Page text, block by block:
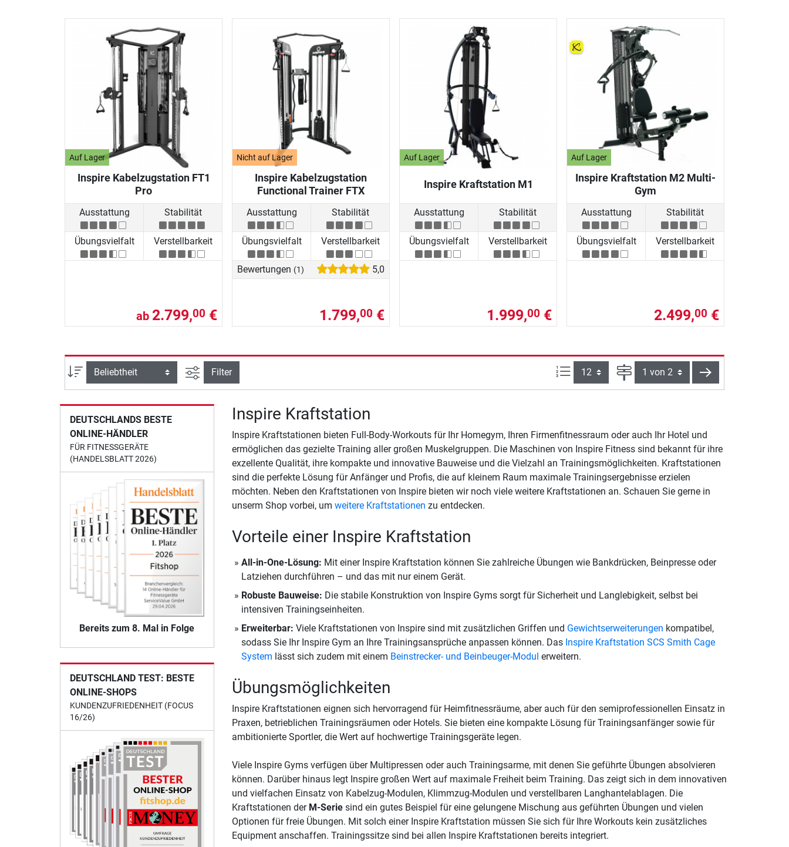
Auf Lager
Inspire Kabelzugstation FT1
Pro
Ausstattung Stabilität
Übungsvielfalt Verstellbarkeit
ab 2.799,00 €
Nicht auf Lager
Inspire Kabelzugstation
Functional Trainer FTX
Ausstattung Stabilität
Übungsvielfalt Verstellbarkeit
Bewertungen (1) 5,0
1.799,00 €
Auf Lager
Inspire Kraftstation M1
Ausstattung Stabilität
Übungsvielfalt Verstellbarkeit
1.999,00 €
Auf Lager
Inspire Kraftstation M2 Multi-
Gym
Ausstattung Stabilität
Übungsvielfalt Verstellbarkeit
2.499,00 €
Sortierung Ansicht filtern
Filter Artikel pro Seite: Seite weiter
DEUTSCHLANDS BESTE
ONLINE-HÄNDLER
FÜR FITNESSGERÄTE
(HANDELSBLATT 2026)
Bereits zum 8. Mal in Folge
DEUTSCHLAND TEST: BESTE
ONLINE-SHOPS
KUNDENZUFRIEDENHEIT (FOCUS
16/26)
Inspire Kraftstation
Inspire Kraftstationen bieten Full-Body-Workouts für Ihr Homegym, Ihren Firmenfitnessraum oder auch Ihr Hotel und
ermöglichen das gezielte Training aller großen Muskelgruppen. Die Maschinen von Inspire Fitness sind bekannt für ihre
exzellente Qualität, ihre kompakte und innovative Bauweise und die Vielzahl an Trainingsmöglichkeiten. Kraftstationen
sind die perfekte Lösung für Anfänger und Profis, die auf kleinem Raum maximale Trainingsergebnisse erzielen
möchten. Neben den Kraftstationen von Inspire bieten wir noch viele weitere Kraftstationen an. Schauen Sie gerne in
unserm Shop vorbei, um weitere Kraftstationen zu entdecken.
Vorteile einer Inspire Kraftstation
All-in-One-Lösung: Mit einer Inspire Kraftstation können Sie zahlreiche Übungen wie Bankdrücken, Beinpresse oder
Latziehen durchführen – und das mit nur einem Gerät.
Robuste Bauweise: Die stabile Konstruktion von Inspire Gyms sorgt für Sicherheit und Langlebigkeit, selbst bei
intensiven Trainingseinheiten.
Erweiterbar: Viele Kraftstationen von Inspire sind mit zusätzlichen Griffen und Gewichtserweiterungen kompatibel,
sodass Sie Ihr Inspire Gym an Ihre Trainingsansprüche anpassen können. Das Inspire Kraftstation SCS Smith Cage
System lässt sich zudem mit einem Beinstrecker- und Beinbeuger-Modul erweitern.
Übungsmöglichkeiten
Inspire Kraftstationen eignen sich hervorragend für Heimfitnessräume, aber auch für den semiprofessionellen Einsatz in
Praxen, betrieblichen Trainingsräumen oder Hotels. Sie bieten eine kompakte Lösung für Trainingsanfänger sowie für
ambitionierte Sportler, die Wert auf hochwertige Trainingsgeräte legen.
Viele Inspire Gyms verfügen über Multipressen oder auch Trainingsarme, mit denen Sie geführte Übungen absolvieren
können. Darüber hinaus legt Inspire großen Wert auf maximale Freiheit beim Training. Das zeigt sich in dem innovativen
und vielfachen Einsatz von Kabelzug-Modulen, Klimmzug-Modulen und verstellbaren Langhantelablagen. Die
Kraftstationen der M-Seriesind ein gutes Beispiel für eine gelungene Mischung aus geführten Übungen und vielen
Optionen für freie Übungen. Mit solch einer Inspire Kraftstation müssen Sie sich für Ihre Workouts kein zusätzliches
Equipment anschaffen. Trainingssitze sind bei allen Inspire Kraftstationen bereits integriert.